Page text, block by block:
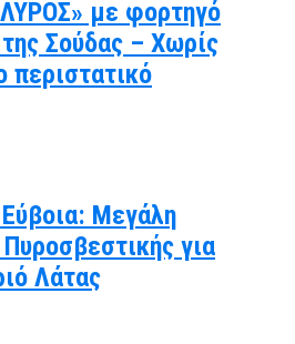
με φορτηγό
Σούδας – Χωρίς
περιστατικό
Μεγάλη
για
Λάτας